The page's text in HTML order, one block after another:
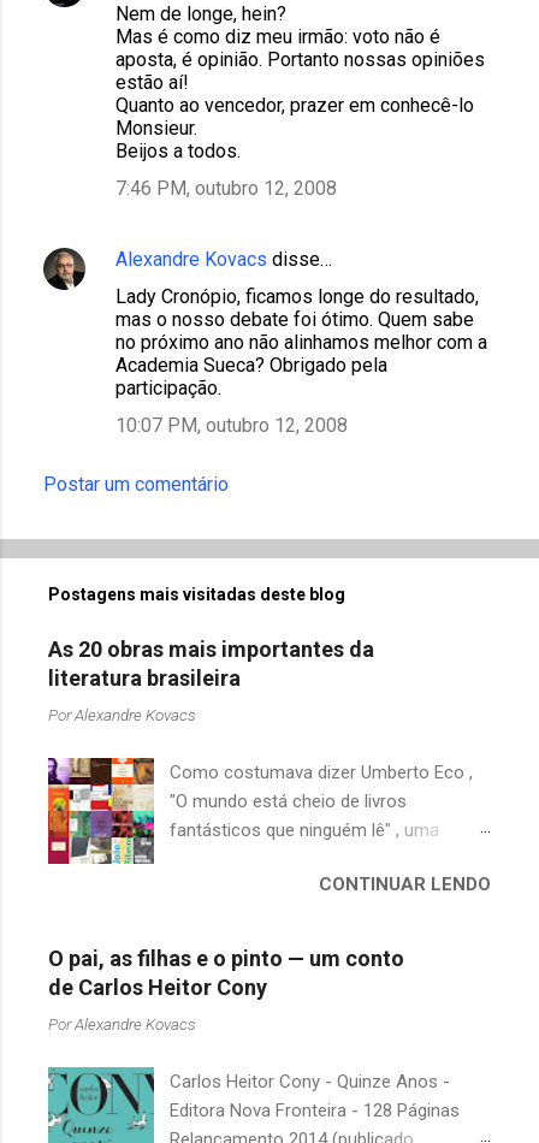
Nem de longe, hein?
Mas é como diz meu irmão: voto não é
aposta, é opinião. Portanto nossas opiniões
estão aí!
Quanto ao vencedor, prazer em conhecê-lo
Monsieur.
Beijos a todos.
7:46 PM, outubro 12, 2008
Alexandre Kovacs disse…
Lady Cronópio, ficamos longe do resultado,
mas o nosso debate foi ótimo. Quem sabe
no próximo ano não alinhamos melhor com a
Academia Sueca? Obrigado pela
participação.
10:07 PM, outubro 12, 2008
Postar um comentário
Postagens mais visitadas deste blog
As 20 obras mais importantes da
literatura brasileira
PorAlexandre Kovacs
Como costumava dizer Umberto Eco ,
"O mundo está cheio de livros
fantásticos que ninguém lê" , uma
quando falamos de clássicos da
escritores brasileiros, somos forçados
a uma avaliação burocrática na escola e
acabamos adquirindo uma certa
antipatia a determinado livro ou autor
justamente o contrário. É surpreendente
como uma segunda visita a essas
CONTINUAR LENDO
O pai, as filhas e o pinto — um conto
de Carlos Heitor Cony
PorAlexandre Kovacs
Carlos Heitor Cony - Quinze Anos -
Editora Nova Fronteira - 128 Páginas